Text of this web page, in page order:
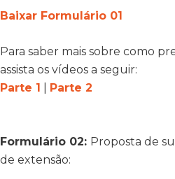
Baixar Formulário 01
Para saber mais sobre como
assista os vídeos a seguir:
Parte 1
Parte 2
Formulário 02: Proposta de
de extensão: